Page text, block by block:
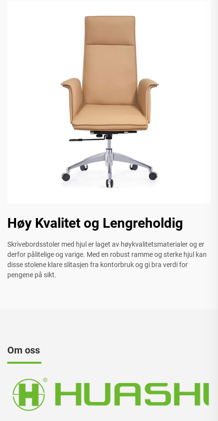
Høy Kvalitet og Lengreholdig
Skrivebordsstoler med hjul er laget av høykvalitetsmaterialer og er
derfor pålitelige og varige. Med en robust ramme og sterke hjul kan
disse stolene klare slitasjen fra kontorbruk og gi bra verdi for
pengene på sikt.
Om oss